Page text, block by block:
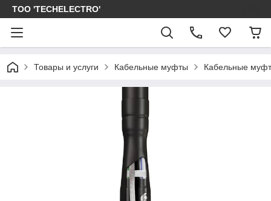
ТОО 'TECHELECTRO'
Товары и услуги Кабельные муфты Кабельные